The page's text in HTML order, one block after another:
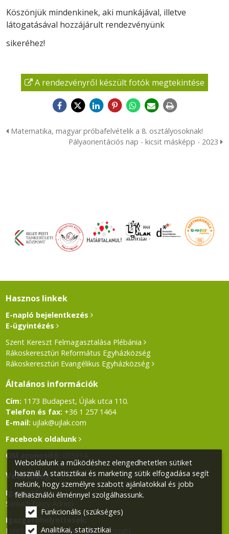
Köszönjük mindenkinek, aki munkájával, illetve
látogatásával hozzájárult rendezvényünk
sikeréhez!
A rendezvényről készült fotók megtekintése
Matematika, magyar próbafelvételik a 8. osztályosoknak!
Pályaorientációs nap - kicsit másképp - 2023
Hasznos linkek
E-napló bejelentkezés
E-ügyintézés
Szent Kereszt Felmagasztalása Plébánia
Rákoskeresztúri Református Egyházközség
Rákoskeresztúri Evangélikus Egyházközség
Általános információk
Cím: 1173 Budapest, Újlak utca 110.
Telefon és fax: +36 1 257 1464
E-mail: ujlak@ujlak.com
Facebook oldalunk
OM azonosító: 035114
Vezetőség
Igazgató:
Sarkadi Nagy Adrien
Igazgatóhelyettesek:
Ligetiné Varga Andrea (alsó tagozat)
Weboldalunk a működéshez elengedhetetlen sütiket
használ. A statisztikai és marketing sütik elfogadása segít
nekünk, hogy személyre szabott ajánlatokkal és jobb
felhasználói élménnyel szolgálhassunk.
Funkcionális (szükséges)
Analitikai, statisztikai